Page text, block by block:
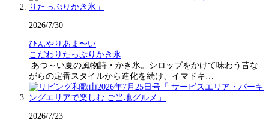
2026/7/30
ひんやりあま〜い
こだわりたっぷりかき氷
あつ～い夏の風物詩・かき氷。シロップをかけて味わう昔な
がらの定番スタイルから進化を続け、イマドキ…
2026/7/23